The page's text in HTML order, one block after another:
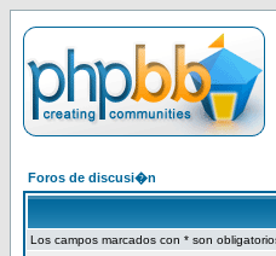
Foros de discusi�n
Los campos marcados con * son